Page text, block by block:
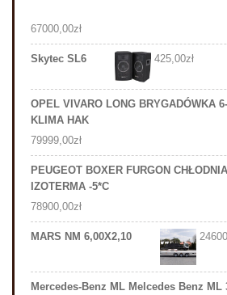
67000,00zł
Skytec SL6 425,00zł
OPEL VIVARO LONG BRYGADÓWKA
KLIMA HAK
79999,00zł
PEUGEOT BOXER FURGON CHŁODNIA
IZOTERMA -5*C
78900,00zł
MARS NM 6,00X2,10
Mercedes-Benz ML Melcedes Benz ML